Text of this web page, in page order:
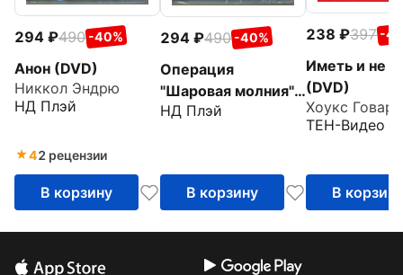
294 490 -40%
Анон (DVD)
Никкол Эндрю
НД Плэй
42 рецензии
В корзину
294 490 -40%
Операция
"Шаровая молния"
(DVD)
НД Плэй
В корзину
238 397 -
Иметь и не
(DVD)
Хоукс Говард
ТЕН-Видео
В корзину